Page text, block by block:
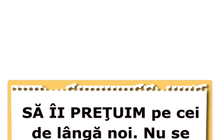
Felicitari muzicale
Felicitari muzicale personalizate
Felicitari animate